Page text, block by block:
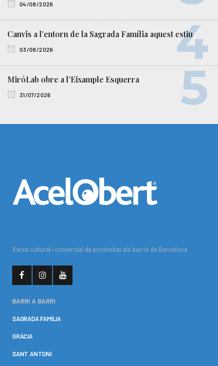
04/08/2026
Canvis a l’entorn de la Sagrada Família aquest estiu
03/08/2026
MiróLab obre a l’Eixample Esquerra
31/07/2026
Xarxa cultural i comercial de proximitat als barris de Barcelona
BARRI A BARRI
SAGRADA FAMÍLIA
GRÀCIA
SANT ANTONI